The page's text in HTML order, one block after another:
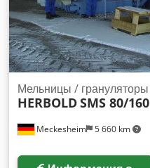
Meckesheim 5 660 km
Мельницы / грануляторы
HERBOLDSMS 80/160